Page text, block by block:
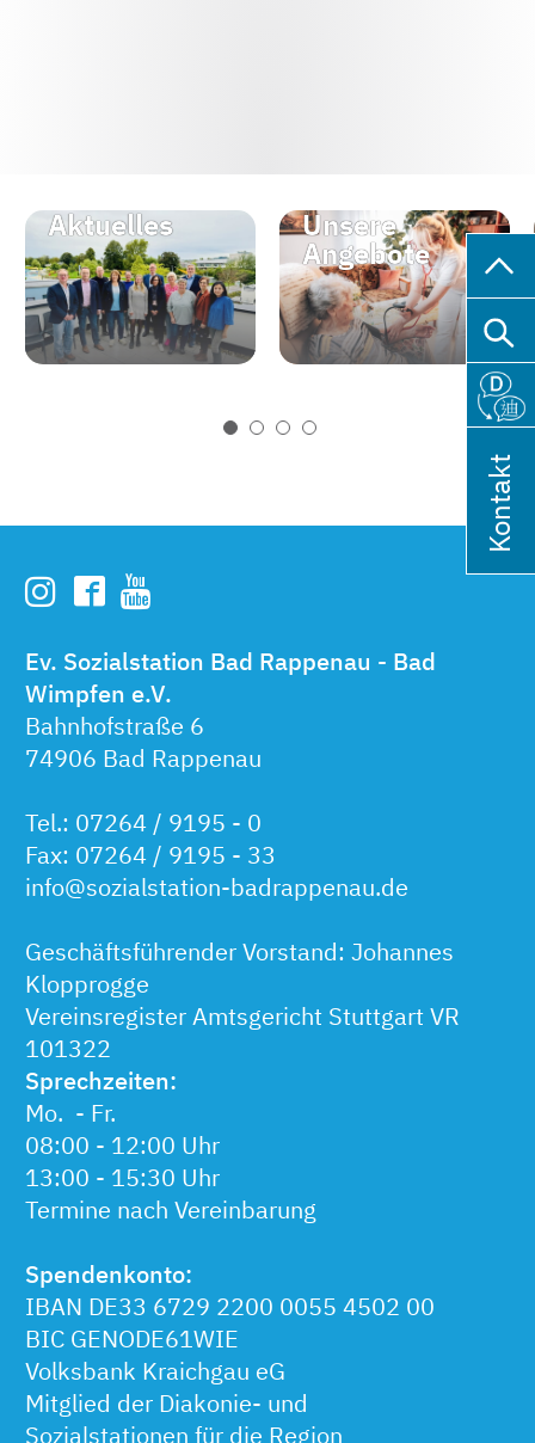
Aktuelles Unsere
Angebote
Ev. Sozialstation Bad Rappenau - Bad
Wimpfen e.V.
Bahnhofstraße 6
74906 Bad Rappenau
Tel.: 07264 / 9195 - 0
Fax: 07264 / 9195 - 33
info@sozialstation-badrappenau.de
Geschäftsführender Vorstand: Johannes
Klopprogge
Vereinsregister Amtsgericht Stuttgart VR
101322
Sprechzeiten:
Mo. - Fr.
08:00 - 12:00 Uhr
13:00 - 15:30 Uhr
Termine nach Vereinbarung
Spendenkonto:
IBAN DE33 6729 2200 0055 4502 00
BIC GENODE61WIE
Volksbank Kraichgau eG
Mitglied der Diakonie- und
Sozialstationen für die Region
Kontakt